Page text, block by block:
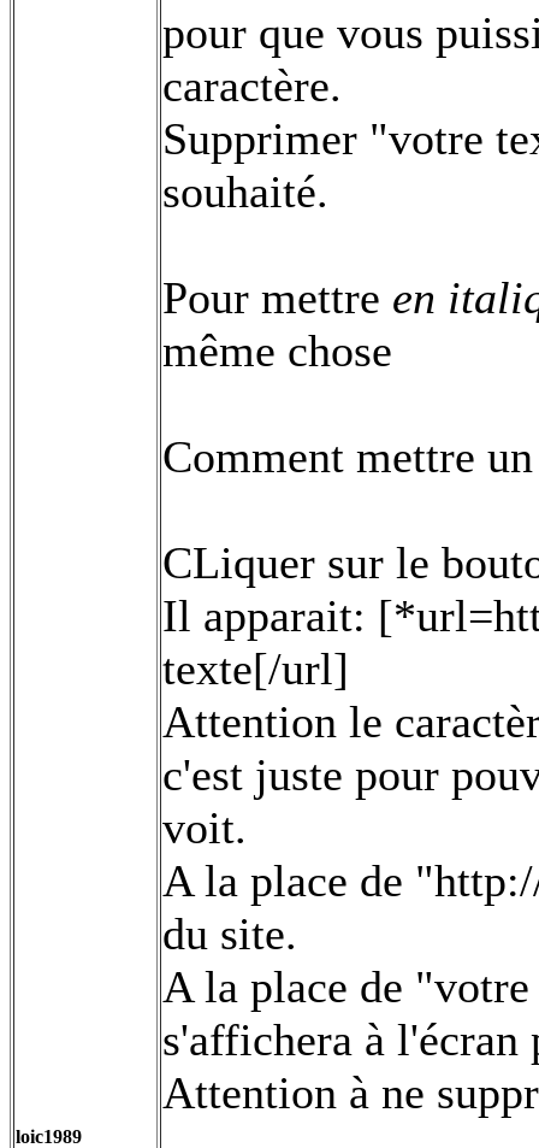
loic1989
pour que vous
caractère.
Supprimer "votre
souhaité.
Pour mettre en
même chose
Comment mettre
CLiquer sur le
Il apparait:
texte[/url]
Attention le
c'est juste pour
voit.
A la place de
du site.
A la place de
s'affichera à
Attention à ne